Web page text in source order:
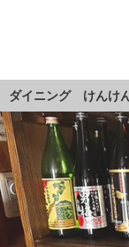
ダイニング けんけ